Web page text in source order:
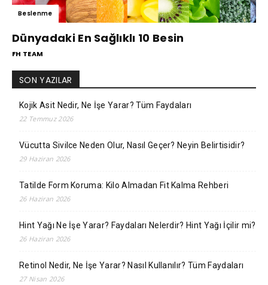
Beslenme
Dünyadaki En Sağlıklı 10 Besin
FH TEAM
SON YAZILAR
Kojik Asit Nedir, Ne İşe Yarar? Tüm Faydaları
22 Temmuz 2026
Vücutta Sivilce Neden Olur, Nasıl Geçer? Neyin Belirtisidir?
29 Haziran 2026
Tatilde Form Koruma: Kilo Almadan Fit Kalma Rehberi
26 Haziran 2026
Hint Yağı Ne İşe Yarar? Faydaları Nelerdir? Hint Yağı İçilir mi?
26 Haziran 2026
Retinol Nedir, Ne İşe Yarar? Nasıl Kullanılır? Tüm Faydaları
27 Nisan 2026